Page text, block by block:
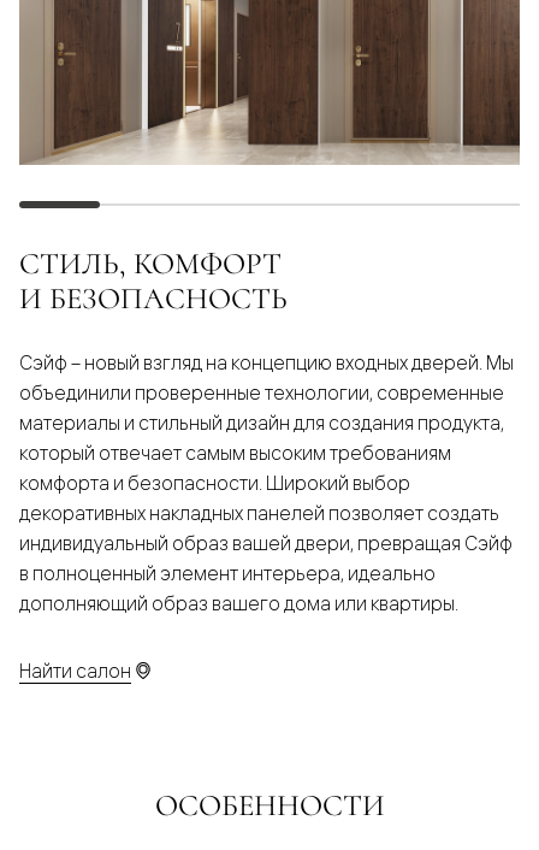
СТИЛЬ, КОМФОРТ
И БЕЗОПАСНОСТЬ
Сэйф – новый взгляд на концепцию входных дверей. Мы
объединили проверенные технологии, современные
материалы и стильный дизайн для создания продукта,
который отвечает самым высоким требованиям
комфорта и безопасности. Широкий выбор
декоративных накладных панелей позволяет создать
индивидуальный образ вашей двери, превращая Сэйф
в полноценный элемент интерьера, идеально
дополняющий образ вашего дома или квартиры.
Найти салон
ОСОБЕННОСТИ